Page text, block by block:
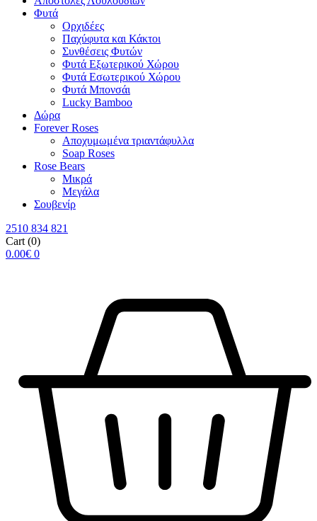
Φυτά
Ορχιδέες
Παχύφυτα και Κάκτοι
Συνθέσεις Φυτών
Φυτά Εξωτερικού Χώρου
Φυτά Εσωτερικού Χώρου
Φυτά Μπονσάι
Lucky Bamboo
Δώρα
Forever Roses
Αποχυμωμένα τριαντάφυλλα
Soap Roses
Rose Βears
Μικρά
Μεγάλα
Σουβενίρ
2510 834 821
Cart (0)
0.00€ 0